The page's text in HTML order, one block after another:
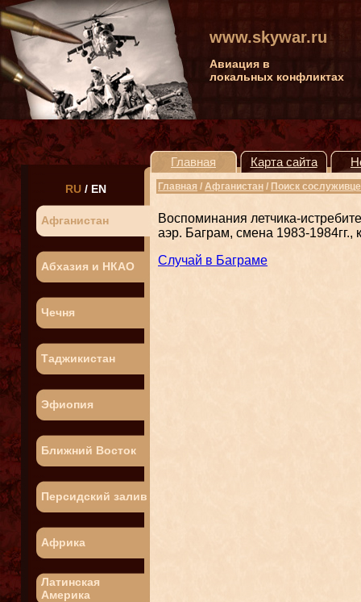
www.skywar.ru
Авиация в
локальных конфликтах
RU/ EN
Афганистан
Абхазия и НКАО
Чечня
Таджикистан
Эфиопия
Ближний Восток
Персидский залив
Африка
Латинская
Америка
Главная Карта сайта
Главная / Афганистан / Поиск
Воспоминания летчика-
аэр. Баграм, смена 1983-
Случай в Баграме